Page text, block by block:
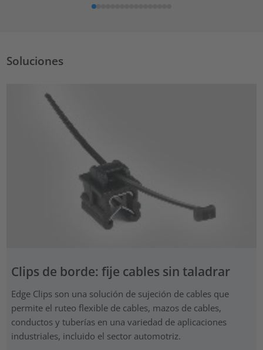
Soluciones
Clips de borde: fije cables sin taladrar
Edge Clips son una solución de sujeción de cables que
permite el ruteo flexible de cables, mazos de cables,
conductos y tuberías en una variedad de aplicaciones
industriales, incluido el sector automotriz.